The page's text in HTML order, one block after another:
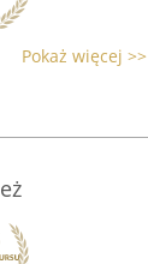
Pokaż więcej >>